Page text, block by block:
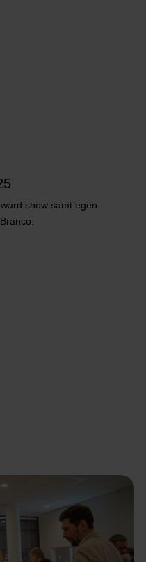
show samt egen